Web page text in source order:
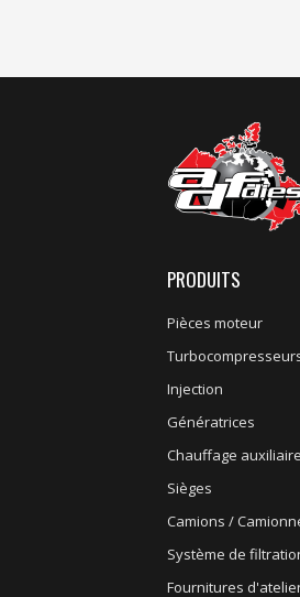
PRODUITS
Pièces moteur
Injection
Génératrices
Chauffage auxiliaire
Sièges
Camions /
Système de
Fournitures